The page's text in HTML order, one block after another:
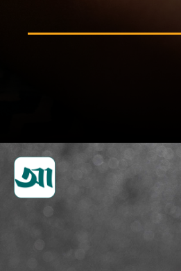
হাত-পায়ে গ্লিসারিন
ব্যবহার